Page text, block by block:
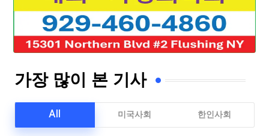
가장 많이 본 기사
All 미국사회 한인사회